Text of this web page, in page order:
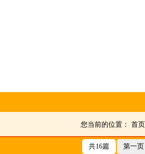
您当前的位置： 首页
共16篇 第一页